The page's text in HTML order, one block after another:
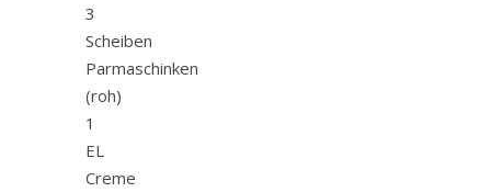
3
Scheiben
Parmaschinken
(roh)
1
EL
Creme